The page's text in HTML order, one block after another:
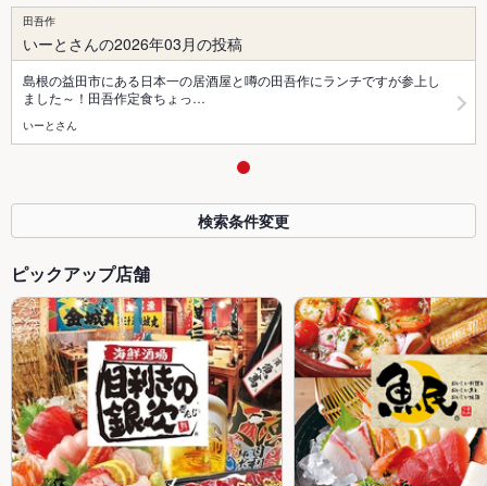
田吾作
いーとさんの2026年03月の投稿
島根の益田市にある日本一の居酒屋と噂の田吾作にランチですが参上し
ました～！田吾作定食ちょっ…
いーとさん
検索条件変更
ピックアップ店舗